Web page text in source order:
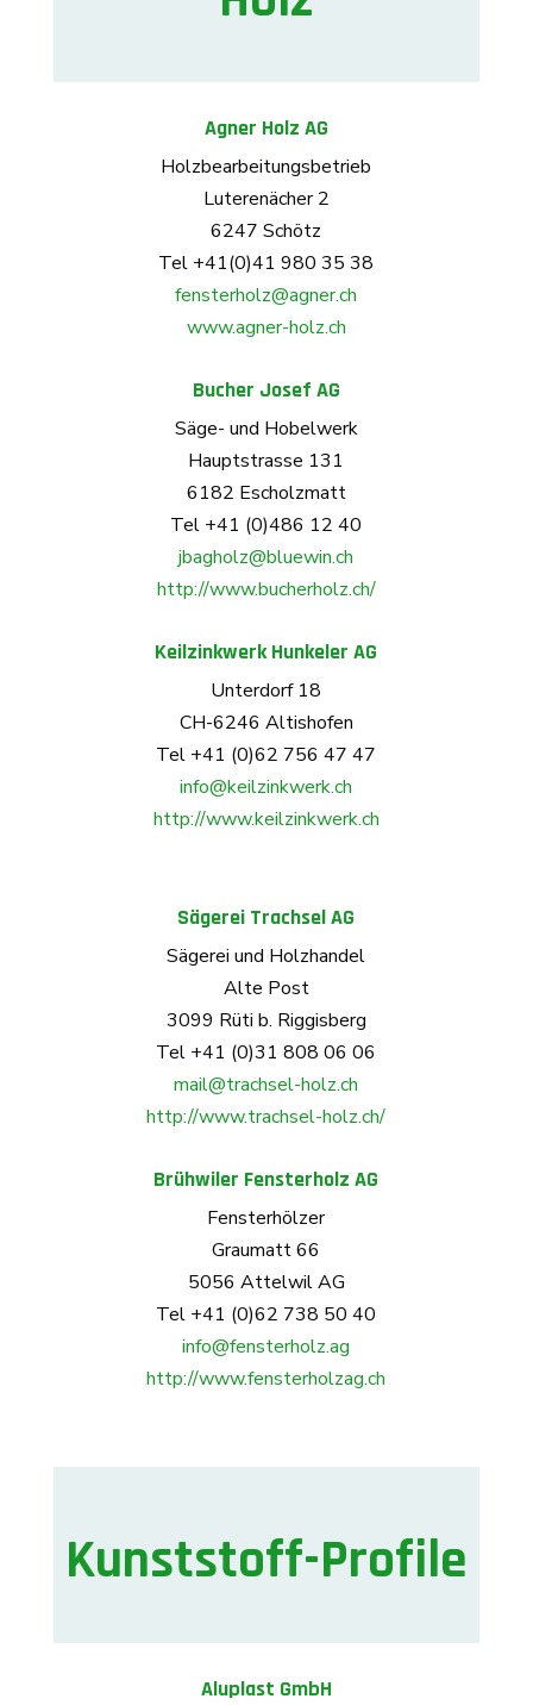
Agner Holz AG
Holzbearbeitungsbetrieb
Luterenächer 2
6247 Schötz
Tel +41(0)41 980 35 38
fensterholz@agner.ch
www.agner-holz.ch
Bucher Josef AG
Säge- und Hobelwerk
Hauptstrasse 131
6182 Escholzmatt
Tel +41 (0)486 12 40
jbagholz@bluewin.ch
http://www.bucherholz.ch/
Keilzinkwerk Hunkeler AG
Unterdorf 18
CH-6246 Altishofen
Tel +41 (0)62 756 47 47
info@keilzinkwerk.ch
http://www.keilzinkwerk.ch
Sägerei Trachsel AG
Sägerei und Holzhandel
Alte Post
3099 Rüti b. Riggisberg
Tel +41 (0)31 808 06 06
mail@trachsel-holz.ch
http://www.trachsel-holz.ch/
Brühwiler Fensterholz AG
Fensterhölzer
Graumatt 66
5056 Attelwil AG
Tel +41 (0)62 738 50 40
info@fensterholz.ag
http://www.fensterholzag.ch
Kunststoff-Profile
Aluplast GmbH